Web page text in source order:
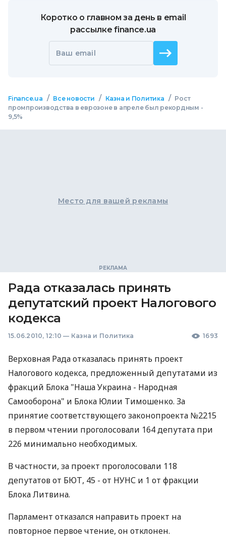
Коротко о главном за день в email
рассылке finance.ua
Ваш email
Finance.ua / Все новости / Казна и Политика / Рост
промпроизводства в еврозоне в апреле был рекордным -
9,5%
Место для вашей рекламы
Рада отказалась принять
депутатский проект Налогового
кодекса
15.06.2010, 12:10 — Казна и Политика 1693
Верховная Рада отказалась принять проект
Налогового кодекса, предложенный депутатами из
фракций Блока "Наша Украина - Народная
Самооборона" и Блока Юлии Тимошенко. За
принятие соответствующего законопроекта №2215
в первом чтении проголосовали 164 депутата при
226 минимально необходимых.
В частности, за проект проголосовали 118
депутатов от БЮТ, 45 - от НУНС и 1 от фракции
Блока Литвина.
Парламент отказался направить проект на
повторное первое чтение, он отклонен.